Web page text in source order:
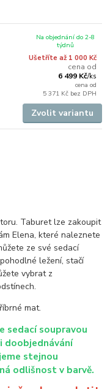
Ušetříte až 1 000 Kč
cena od
6 499 Kč/ks
cena od
5 371 Kč bez DPH
Na objednání do 2-8
týdnů
Zvolit variantu
Taburet lze zakoupit
Elena, které naleznete
ze své sedací
ležení, stačí
vybrat z
mat.
sedací soupravou
doobjednávání
stejnou
odlišnost v barvě.